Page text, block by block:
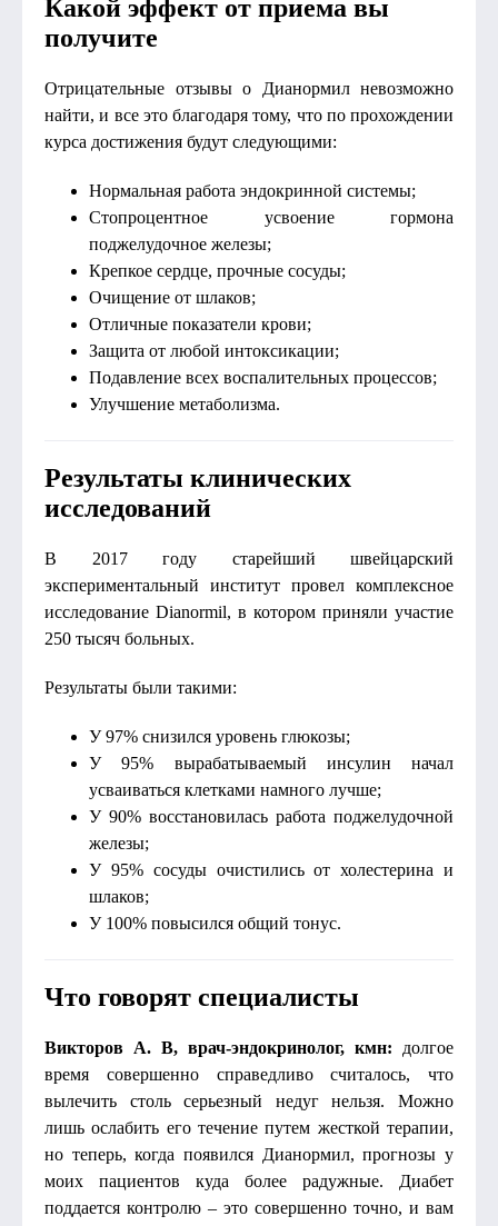
Какой эффект от приема вы
получите
Отрицательные отзывы о Дианормил невозможно
найти, и все это благодаря тому, что по прохождении
курса достижения будут следующими:
Нормальная работа эндокринной системы;
Стопроцентное усвоение гормона
поджелудочное железы;
Крепкое сердце, прочные сосуды;
Очищение от шлаков;
Отличные показатели крови;
Защита от любой интоксикации;
Подавление всех воспалительных процессов;
Улучшение метаболизма.
Результаты клинических
исследований
В 2017 году старейший швейцарский
экспериментальный институт провел комплексное
исследование Dianormil, в котором приняли участие
250 тысяч больных.
Результаты были такими:
У 97% снизился уровень глюкозы;
У 95% вырабатываемый инсулин начал
усваиваться клетками намного лучше;
У 90% восстановилась работа поджелудочной
железы;
У 95% сосуды очистились от холестерина и
шлаков;
У 100% повысился общий тонус.
Что говорят специалисты
Викторов А. В, врач-эндокринолог, кмн: долгое
время совершенно справедливо считалось, что
вылечить столь серьезный недуг нельзя. Можно
лишь ослабить его течение путем жесткой терапии,
но теперь, когда появился Дианормил, прогнозы у
моих пациентов куда более радужные. Диабет
поддается контролю – это совершенно точно, и вам